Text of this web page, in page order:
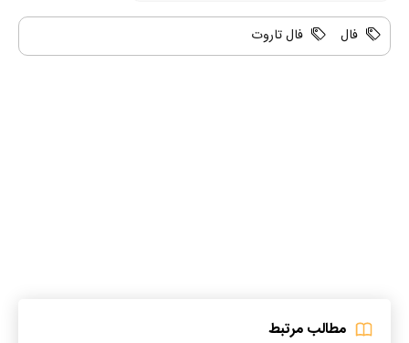
فال فال تاروت
مطالب مرتبط